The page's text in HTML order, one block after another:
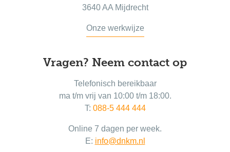
3640 AA Mijdrecht
Onze werkwijze
Vragen? Neem contact op
Telefonisch bereikbaar
ma t/m vrij van 10:00 t/m 18:00.
T: 088-5 444 444
Online 7 dagen per week.
E: info@dnkm.nl